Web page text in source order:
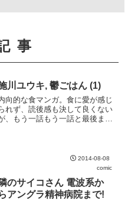
事
川ユウキ, 鬱ごはん (1)
向的な食マンガ。食に愛が感じ
れず、読後感も決して良くない
、もう一話もう一話と最後まで
2014-08-08
comic
のサイコさん 電波系か
アングラ精神病院まで!